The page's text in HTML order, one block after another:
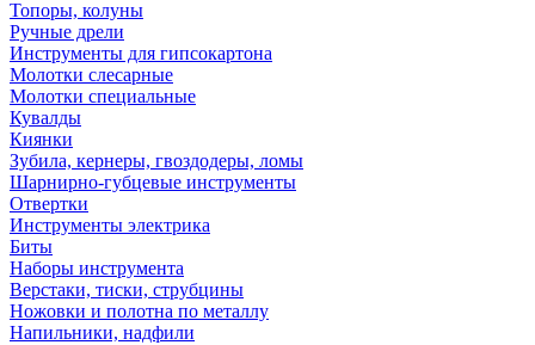
Топоры, колуны
Ручные дрели
Инструменты для гипсокартона
Молотки слесарные
Молотки специальные
Кувалды
Киянки
Зубила, кернеры, гвоздодеры, ломы
Шарнирно-губцевые инструменты
Отвертки
Инструменты электрика
Биты
Наборы инструмента
Верстаки, тиски, струбцины
Ножовки и полотна по металлу
Напильники, надфили